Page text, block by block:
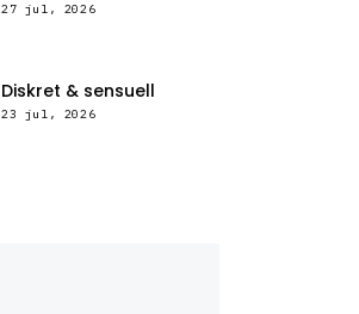
27 jul, 2026
Diskret & sensuell
23 jul, 2026